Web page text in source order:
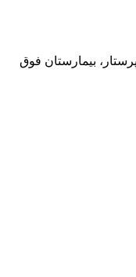
بیمارستان فوق